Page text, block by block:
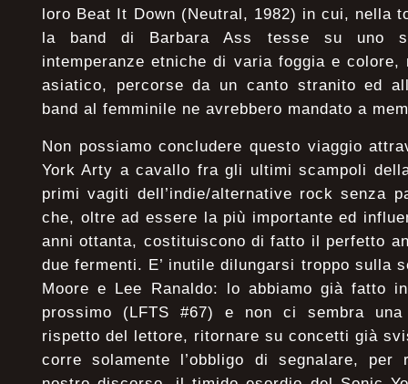
loro Beat It Down (Neutral, 1982) in cui, nella
la band di Barbara Ass tesse su uno
intemperanze etniche di varia foggia e
asiatico, percorse da un canto stranito ed
band al femminile ne avrebbero mandato a
Non possiamo concludere questo viaggio
York Arty a cavallo fra gli ultimi scampoli
primi vagiti dell’indie/alternative rock senza
che, oltre ad essere la più importante ed
anni ottanta, costituiscono di fatto il perfetto
due fermenti. E’ inutile dilungarsi troppo sulla
Moore e Lee Ranaldo: lo abbiamo già fatto
prossimo (LFTS #67) e non ci sembra
rispetto del lettore, ritornare su concetti già
corre solamente l’obbligo di segnalare,